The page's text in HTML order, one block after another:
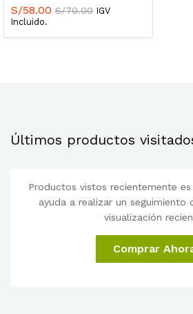
S/58.00 S/70.00 IGV
Incluido.
Últimos productos
Productos vistos recientemente
ayuda a realizar un seguimiento
visualización
Comprar